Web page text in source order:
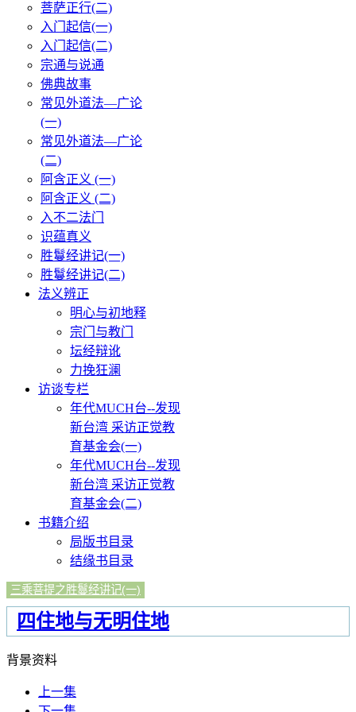
菩萨正行(二)
入门起信(一)
入门起信(二)
宗通与说通
佛典故事
常见外道法—广论
(一)
常见外道法—广论
(二)
阿含正义 (一)
阿含正义 (二)
入不二法门
识蕴真义
胜鬘经讲记(一)
胜鬘经讲记(二)
法义辨正
明心与初地释
宗门与教门
坛经辩讹
力挽狂澜
访谈专栏
年代MUCH台--发现
新台湾 采访正觉教
育基金会(一)
年代MUCH台--发现
新台湾 采访正觉教
育基金会(二)
书籍介绍
局版书目录
结缘书目录
三乘菩提之胜鬘经讲记(一)
四住地与无明住地
背景资料
上一集